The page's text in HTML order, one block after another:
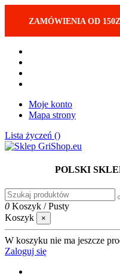
ZAMÓWIENIA OD
Moje konto
Mapa strony
Lista życzeń ()
POLSKI
0 Koszyk /Pusty
Koszyk
×
W koszyku nie ma jeszcze
Zaloguj się